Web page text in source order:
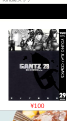
¥100